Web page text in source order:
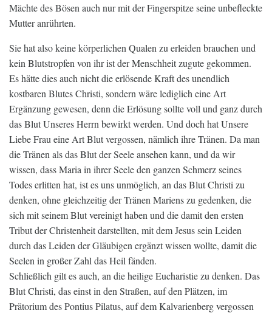
Mächte des Bösen auch nur mit der Fingerspitze seine unbefleckte
Mutter anrührten.
Sie hat also keine körperlichen Qualen zu erleiden brauchen und
kein Blutstropfen von ihr ist der Menschheit zugute gekommen.
Es hätte dies auch nicht die erlösende Kraft des unendlich
kostbaren Blutes Christi, sondern wäre lediglich eine Art
Ergänzung gewesen, denn die Erlösung sollte voll und ganz durch
das Blut Unseres Herrn bewirkt werden. Und doch hat Unsere
Liebe Frau eine Art Blut vergossen, nämlich ihre Tränen. Da man
die Tränen als das Blut der Seele ansehen kann, und da wir
wissen, dass Maria in ihrer Seele den ganzen Schmerz seines
Todes erlitten hat, ist es uns unmöglich, an das Blut Christi zu
denken, ohne gleichzeitig der Tränen Mariens zu gedenken, die
sich mit seinem Blut vereinigt haben und die damit den ersten
Tribut der Christenheit darstellten, mit dem Jesus sein Leiden
durch das Leiden der Gläubigen ergänzt wissen wollte, damit die
Seelen in großer Zahl das Heil fänden.
Schließlich gilt es auch, an die heilige Eucharistie zu denken. Das
Blut Christi, das einst in den Straßen, auf den Plätzen, im
Prätorium des Pontius Pilatus, auf dem Kalvarienberg vergossen